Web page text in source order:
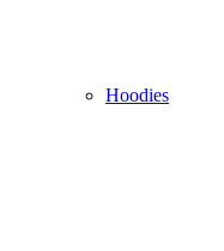
Hoodies